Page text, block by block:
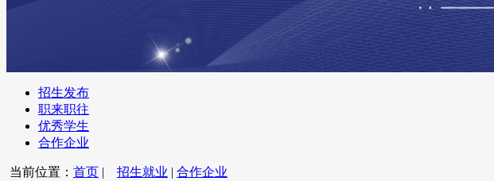
招生发布
职来职往
优秀学生
合作企业
当前位置： 首页 | 招生就业 | 合作企业